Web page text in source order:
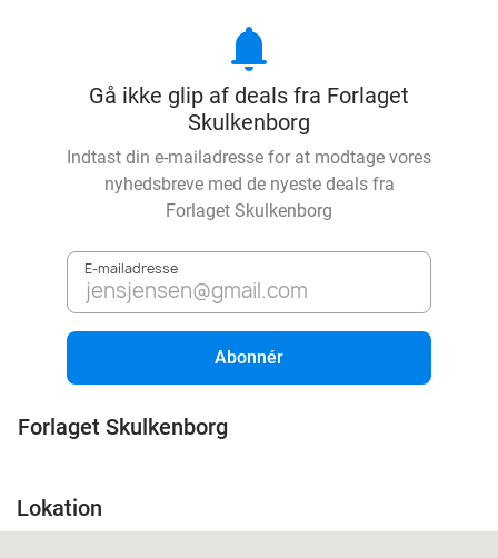
notifications
Gå ikke glip af deals fra Forlaget
Skulkenborg
Indtast din e-mailadresse for at modtage vores
nyhedsbreve med de nyeste deals fra
Forlaget Skulkenborg
E-mailadresse
Abonnér
Forlaget Skulkenborg
Lokation